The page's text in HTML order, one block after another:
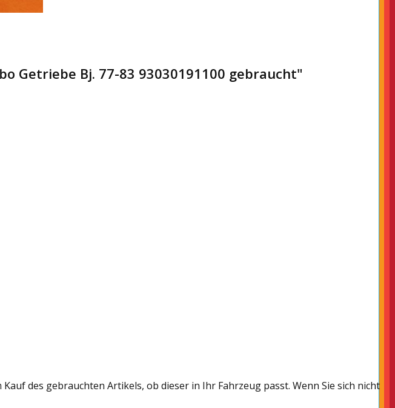
Getriebe Bj. 77-83 93030191100 gebraucht"
des gebrauchten Artikels, ob dieser in Ihr Fahrzeug passt. Wenn Sie sich nicht